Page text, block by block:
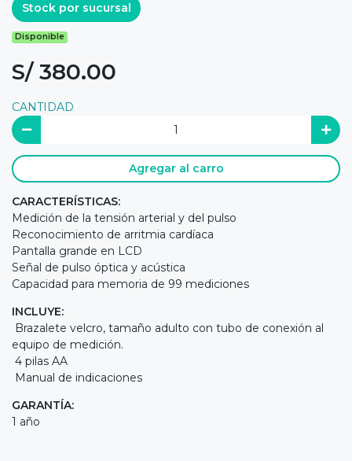
Stock por sucursal
Disponible
S/ 380.00
CANTIDAD
Agregar al carro
CARACTERÍSTICAS:
Medición de la tensión arterial y del pulso
Reconocimiento de arritmia cardíaca
Pantalla grande en LCD
Señal de pulso óptica y acústica
Capacidad para memoria de 99 mediciones
INCLUYE:
Brazalete velcro, tamaño adulto con tubo de conexión al
equipo de medición.
4 pilas AA
Manual de indicaciones
GARANTÍA:
1 año